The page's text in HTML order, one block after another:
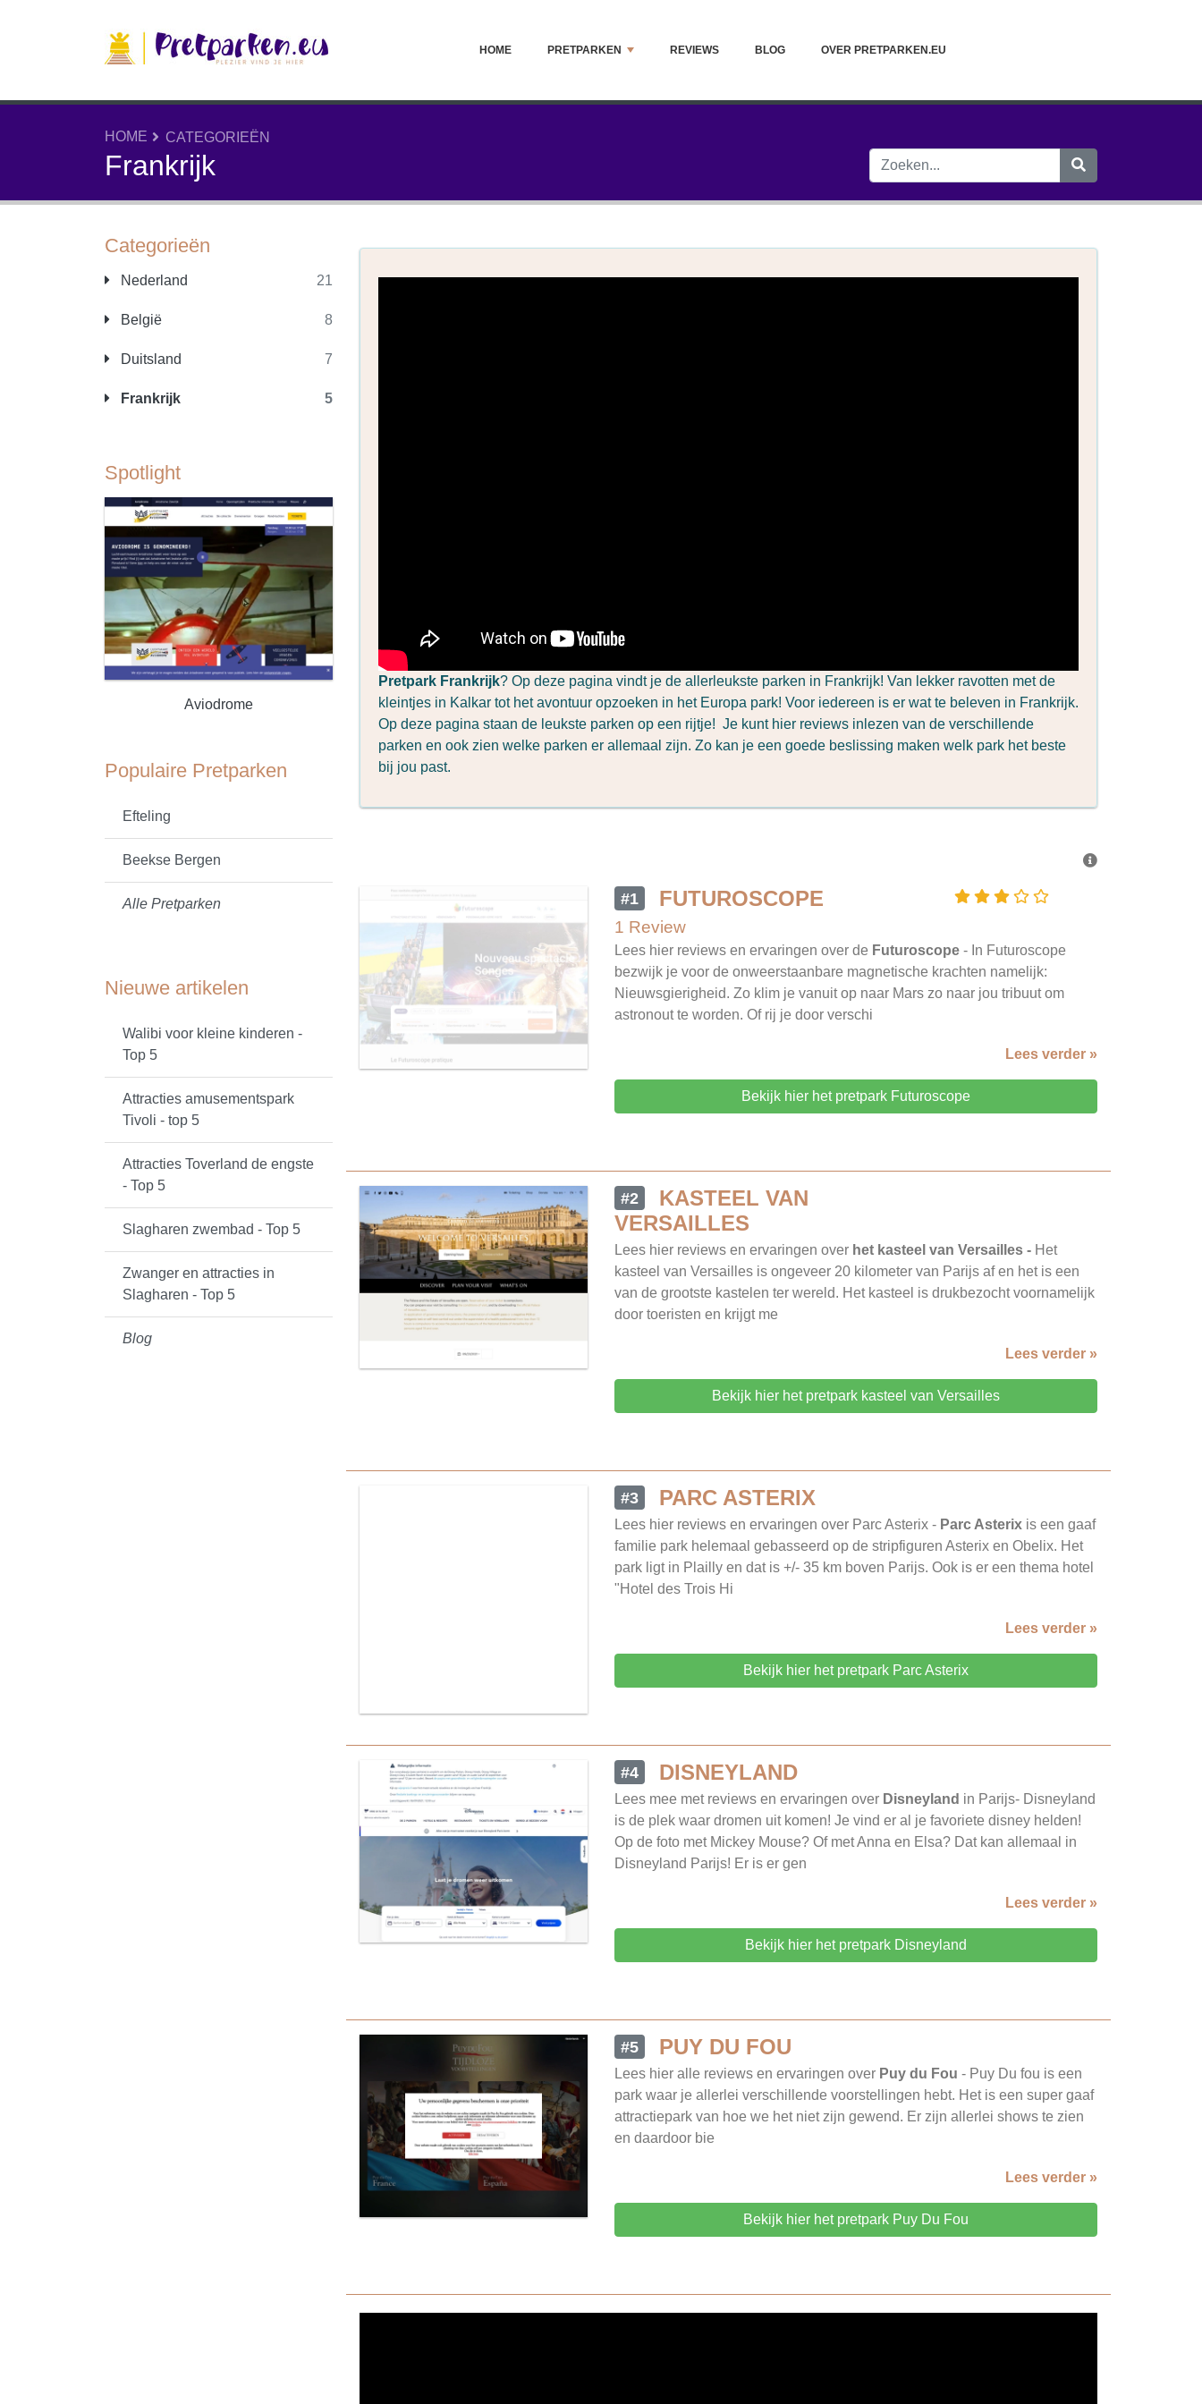
HOME PRETPARKEN REVIEWS BLOG OVER PRETPARKEN.EU
HOME CATEGORIEËN
Frankrijk
Categorieën
Nederland 21
België 8
Duitsland 7
Frankrijk 5
Spotlight
Aviodrome
Populaire Pretparken
Efteling
Beekse Bergen
Alle Pretparken
Nieuwe artikelen
Walibi voor kleine kinderen -
Top 5
Attracties amusementspark
Tivoli - top 5
Attracties Toverland de engste
- Top 5
Slagharen zwembad - Top 5
Zwanger en attracties in
Slagharen - Top 5
Blog
Pretpark Frankrijk? Op deze pagina vindt je de allerleukste parken in Frankrijk! Van lekker ravotten met de
kleintjes in Kalkar tot het avontuur opzoeken in het Europa park! Voor iedereen is er wat te beleven in Frankrijk.
Op deze pagina staan de leukste parken op een rijtje! Je kunt hier reviews inlezen van de verschillende
parken en ook zien welke parken er allemaal zijn. Zo kan je een goede beslissing maken welk park het beste
bij jou past.
#1 FUTUROSCOPE
1 Review
Lees hier reviews en ervaringen over de Futuroscope - In Futuroscope
bezwijk je voor de onweerstaanbare magnetische krachten namelijk:
Nieuwsgierigheid. Zo klim je vanuit op naar Mars zo naar jou tribuut om
astronout te worden. Of rij je door verschi
Lees verder »
Bekijk hier het pretpark Futuroscope
#2
KASTEEL VAN
VERSAILLES
Lees hier reviews en ervaringen over het kasteel van Versailles - Het
kasteel van Versailles is ongeveer 20 kilometer van Parijs af en het is een
van de grootste kastelen ter wereld. Het kasteel is drukbezocht voornamelijk
door toeristen en krijgt me
Lees verder »
Bekijk hier het pretpark kasteel van Versailles
#3 PARC ASTERIX
Lees hier reviews en ervaringen over Parc Asterix -Parc Asterixis een gaaf
familie park helemaal gebasseerd op de stripfiguren Asterix en Obelix. Het
park ligt in Plailly en dat is +/- 35 km boven Parijs. Ook is er een thema hotel
"Hotel des Trois Hi
Lees verder »
Bekijk hier het pretpark Parc Asterix
#4 DISNEYLAND
Lees mee met reviews en ervaringen over Disneyland in Parijs- Disneyland
is de plek waar dromen uit komen! Je vind er al je favoriete disney helden!
Op de foto met Mickey Mouse? Of met Anna en Elsa? Dat kan allemaal in
Disneyland Parijs! Er is er gen
Lees verder »
Bekijk hier het pretpark Disneyland
#5 PUY DU FOU
Lees hier alle reviews en ervaringen over Puy du Fou - Puy Du fou is een
park waar je allerlei verschillende voorstellingen hebt. Het is een super gaaf
attractiepark van hoe we het niet zijn gewend. Er zijn allerlei shows te zien
en daardoor bie
Lees verder »
Bekijk hier het pretpark Puy Du Fou